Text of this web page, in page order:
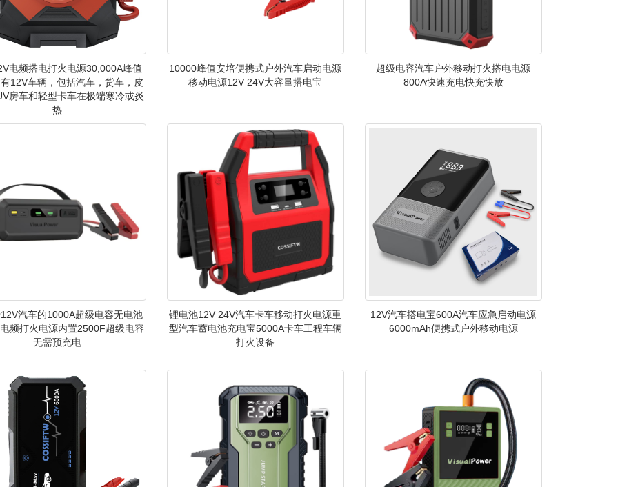
电频搭电打火电源30,000A峰值
12V车辆，包括汽车，货车，皮
房车和轻型卡车在极端寒冷或炎
热
10000峰值安培便携式户外汽车启动电源
移动电源12V 24V大容量搭电宝
超级电容汽车户外移动打火搭电电源
800A快速充电快充快放
汽车的1000A超级电容无电池
频打火电源内置2500F超级电容
无需预充电
锂电池12V 24V汽车卡车移动打火电源重
型汽车蓄电池充电宝5000A卡车工程车辆
打火设备
12V汽车搭电宝600A汽车应急启动电源
6000mAh便携式户外移动电源